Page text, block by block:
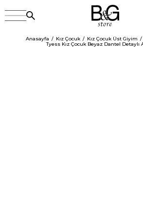
Anasayfa Kız Çocuk Kız Çocuk Üst Giyim
Tyess Kız Çocuk Beyaz Dantel Detaylı